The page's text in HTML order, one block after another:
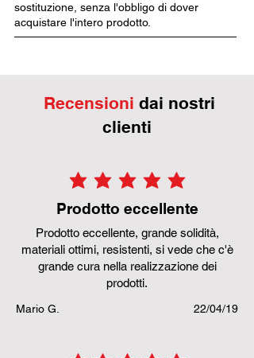
sostituzione, senza l'obbligo di dover
acquistare l'intero prodotto.
Recensioni dai nostri
clienti
la valutazione media è 5 su
Prodotto eccellente
Prodotto eccellente, grande solidità,
materiali ottimi, resistenti, si vede che c'è
grande cura nella realizzazione dei
prodotti.
Mario G. 22/04/19